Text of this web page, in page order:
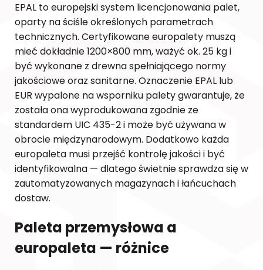
EPAL to europejski system licencjonowania palet,
oparty na ściśle określonych parametrach
technicznych. Certyfikowane europalety muszą
mieć dokładnie 1200×800 mm, ważyć ok. 25 kg i
być wykonane z drewna spełniającego normy
jakościowe oraz sanitarne. Oznaczenie EPAL lub
EUR wypalone na wsporniku palety gwarantuje, że
została ona wyprodukowana zgodnie ze
standardem UIC 435-2 i może być używana w
obrocie międzynarodowym. Dodatkowo każda
europaleta musi przejść kontrolę jakości i być
identyfikowalna — dlatego świetnie sprawdza się w
zautomatyzowanych magazynach i łańcuchach
dostaw.
Paleta przemysłowa a
europaleta — różnice